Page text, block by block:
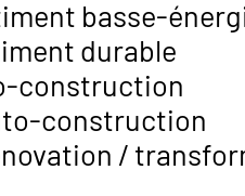
basse-
durable
construction
construction
/